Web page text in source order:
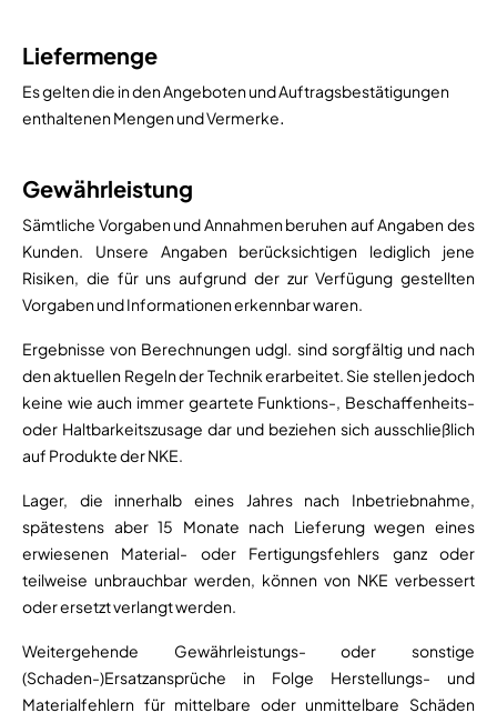
Liefermenge
Es gelten die in den Angeboten und Auftragsbestätigungen
enthaltenen Mengen und Vermerke.
Gewährleistung
Sämtliche Vorgaben und Annahmen beruhen auf Angaben des
Kunden. Unsere Angaben berücksichtigen lediglich jene
Risiken, die für uns aufgrund der zur Verfügung gestellten
Vorgaben und Informationen erkennbar waren.
Ergebnisse von Berechnungen udgl. sind sorgfältig und nach
den aktuellen Regeln der Technik erarbeitet. Sie stellen jedoch
keine wie auch immer geartete Funktions-, Beschaffenheits-
oder Haltbarkeitszusage dar und beziehen sich ausschließlich
auf Produkte der NKE.
Lager, die innerhalb eines Jahres nach Inbetriebnahme,
spätestens aber 15 Monate nach Lieferung wegen eines
erwiesenen Material- oder Fertigungsfehlers ganz oder
teilweise unbrauchbar werden, können von NKE verbessert
oder ersetzt verlangt werden.
Weitergehende Gewährleistungs- oder sonstige
(Schaden-)Ersatzansprüche in Folge Herstellungs- und
Materialfehlern für mittelbare oder unmittelbare Schäden